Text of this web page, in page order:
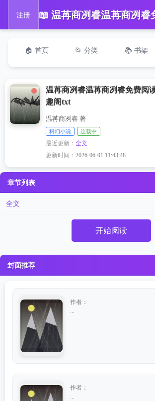
注册
🏠 首页 📂 分类 📚 书架
温苒商冽睿温苒商冽睿免费阅
趣阁txt
温苒商冽睿 著
科幻小说 连载中
最近更新：全文
更新时间：2026-06-01 11:43:48
章节列表
全文
开始阅读
封面推荐
作者：
作者：